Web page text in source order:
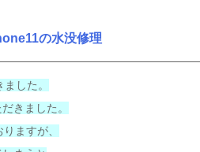
の水没修理
した。
きました。
ますが、